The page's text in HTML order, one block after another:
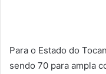
Para o Estado do
sendo 70 para ampla